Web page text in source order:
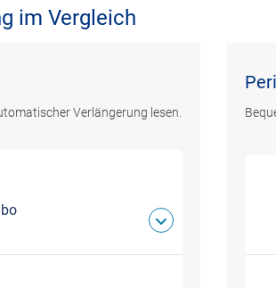
im Vergleich
Verlängerung lesen.